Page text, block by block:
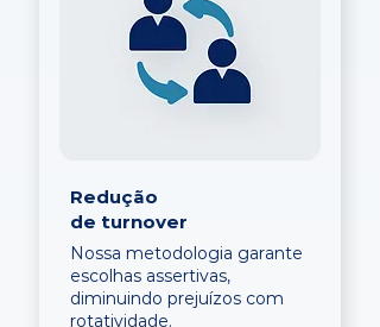
Redução
de turnover
Nossa metodologia garante
escolhas assertivas,
diminuindo prejuízos com
rotatividade.